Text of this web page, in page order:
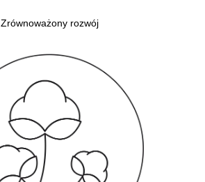
Zrównoważony rozwój